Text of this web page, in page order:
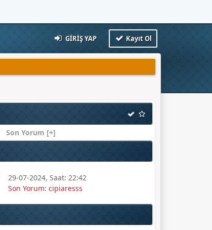
GIRIŞ YAP Kayıt Ol
Son Yorum [+]
29-07-2024, Saat: 22:42
Son Yorum: cipiaresss